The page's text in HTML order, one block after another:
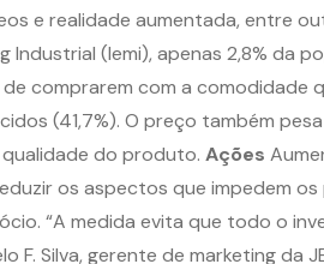
e realidade aumentada, entre
(Iemi), apenas 2,8% da
comprarem com a
(41,7%). O preço também
do produto. Ações
os aspectos que impedem
“A medida evita que todo o
F. Silva, gerente de marketing